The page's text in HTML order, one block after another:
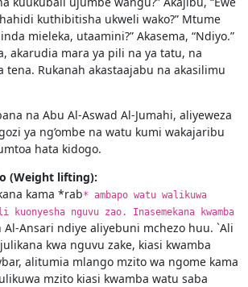
kuthibitisha ukweli wako?” Mtume
mieleka, utaamini?” Akasema, “Ndiyo.”
akarudia mara ya pili na ya tatu, na
tena. Rukanah akastaajabu na akasilimu
na Abu Al-Aswad Al-Jumahi, aliyeweza
ya ng’ombe na watu kumi wakajaribu
hata kidogo.
(Weight lifting):
kama *rab* ambapo watu walikuwa
kuonyesha nguvu zao. Inasemekana kwamba
Al-Ansari ndiye aliyebuni mchezo huu. `Ali
kwa nguvu zake, kiasi kwamba
alitumia mlango mzito wa ngome kama
mzito kiasi kwamba watu saba